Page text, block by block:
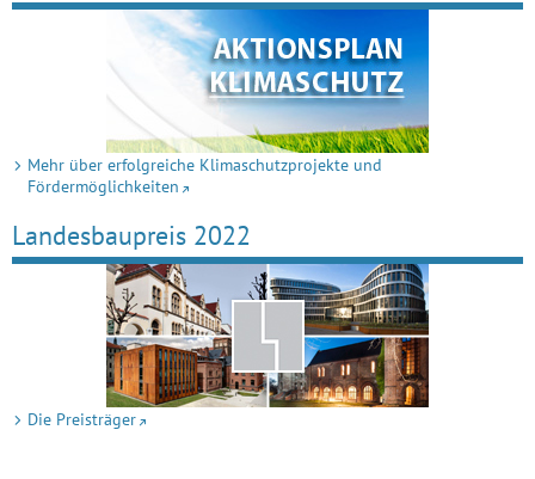
Mehr über erfolgreiche Klimaschutzprojekte und
Fördermöglichkeiten
Landesbaupreis 2022
Die Preisträger